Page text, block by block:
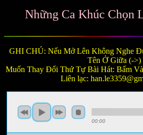
Những Ca Khúc Chọn
GHI CHÚ: Nếu Mở Lên Không Nghe
Tên Ở Giữa (->)
Muốn Thay Đổi Thứ Tự Bài Hát: Bấm
Liên lạc:
00:00